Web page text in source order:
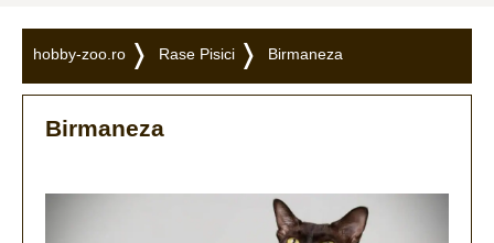
hobby-zoo.ro Rase Pisici Birmaneza
Birmaneza